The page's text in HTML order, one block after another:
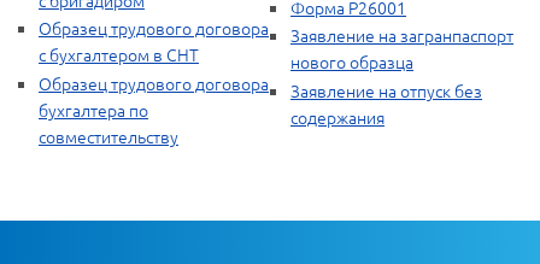
Образец трудового договора
с бухгалтером в СНТ
Образец трудового договора
бухгалтера по
совместительству
Форма Р26001
Заявление на загранпаспорт
нового образца
Заявление на отпуск без
содержания